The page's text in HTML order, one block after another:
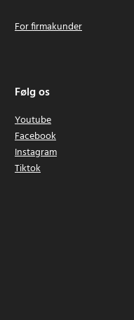
For firmakunder
Følg os
Youtube
Facebook
Instagram
Tiktok